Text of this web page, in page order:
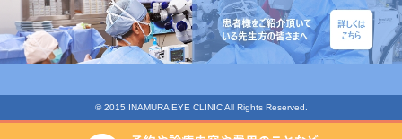
© 2015 INAMURA EYE CLINIC All Rights Reserved.